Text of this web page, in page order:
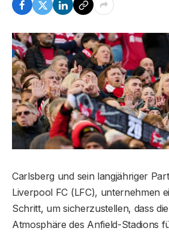
Carlsberg und sein langjähriger
Liverpool FC (LFC), unternehmen
Schritt, um sicherzustellen, dass
Atmosphäre des Anfield-Stadions